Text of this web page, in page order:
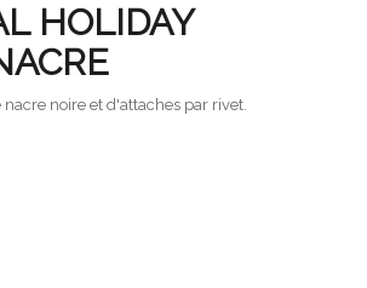
HOLIDAY
noire et d'attaches par rivet.